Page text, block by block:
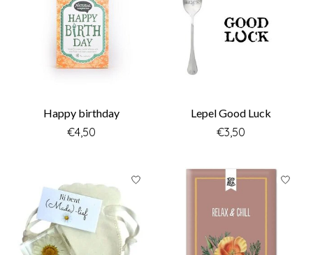
Happy birthday
€4,50
Lepel Good Luck
€3,50